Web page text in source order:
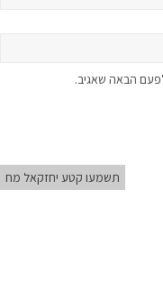
הבאה שאגיב.
תשמעו קטע יחזקאל מח